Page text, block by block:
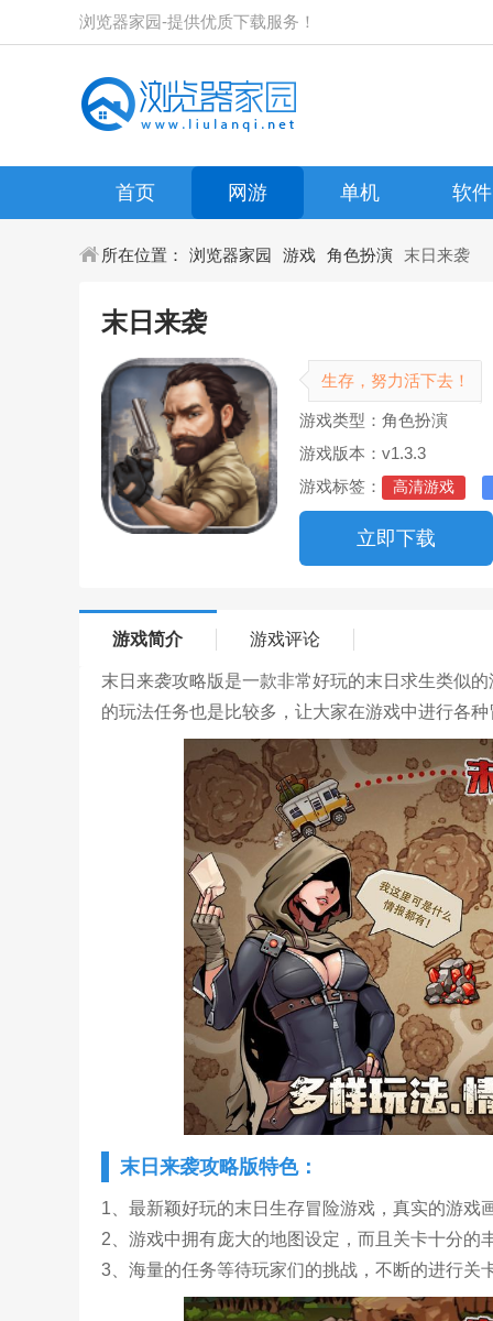
浏览器家园-提供优质下载服务！
首页 网游 单机 软件
所在位置： 浏览器家园 游戏 角色扮演 末日来袭
末日来袭
生存，努力活下去！
游戏类型：角色扮演
游戏版本：v1.3.3
游戏标签：
高清游戏
立即下载
游戏简介 游戏评论
末日来袭攻略版是一款非常好玩的末日求生类似
的玩法任务也是比较多，让大家在游戏中进行各
末日来袭攻略版特色：
1、最新颖好玩的末日生存冒险游戏，真实的游
2、游戏中拥有庞大的地图设定，而且关卡十分的
3、海量的任务等待玩家们的挑战，不断的进行关